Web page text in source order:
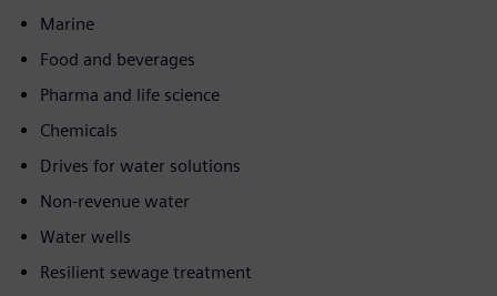
Marine
Food and beverages
Pharma and life science
Chemicals
Drives for water solutions
Non-revenue water
Water wells
Resilient sewage treatment